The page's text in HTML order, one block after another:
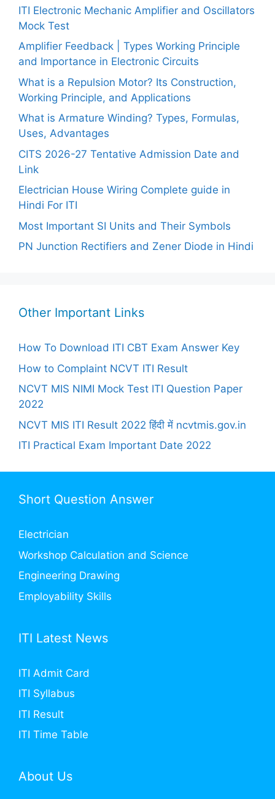
ITI Electronic Mechanic Amplifier and Oscillators
Mock Test
Amplifier Feedback | Types Working Principle
and Importance in Electronic Circuits
What is a Repulsion Motor? Its Construction,
Working Principle, and Applications
What is Armature Winding? Types, Formulas,
Uses, Advantages
CITS 2026-27 Tentative Admission Date and
Link
Electrician House Wiring Complete guide in
Hindi For ITI
Most Important SI Units and Their Symbols
PN Junction Rectifiers and Zener Diode in Hindi
Other Important Links
How To Download ITI CBT Exam Answer Key
How to Complaint NCVT ITI Result
NCVT MIS NIMI Mock Test ITI Question Paper
2022
NCVT MIS ITI Result 2022 हिंदी में ncvtmis.gov.in
ITI Practical Exam Important Date 2022
Short Question Answer
Electrician
Workshop Calculation and Science
Engineering Drawing
Employability Skills
ITI Latest News
ITI Admit Card
ITI Syllabus
ITI Result
ITI Time Table
About Us